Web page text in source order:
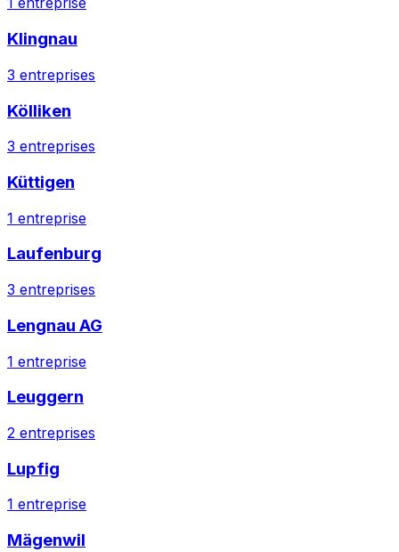
Klingnau
3 entreprises
Kölliken
3 entreprises
Küttigen
1 entreprise
Laufenburg
3 entreprises
Lengnau AG
1 entreprise
Leuggern
2 entreprises
Lupfig
1 entreprise
Mägenwil